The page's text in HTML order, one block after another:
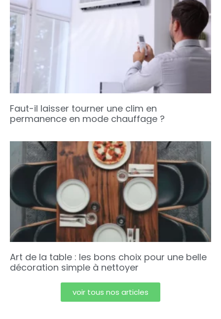
Faut-il laisser tourner une clim en
permanence en mode chauffage ?
Art de la table : les bons choix pour une belle
décoration simple à nettoyer
voir tous nos articles